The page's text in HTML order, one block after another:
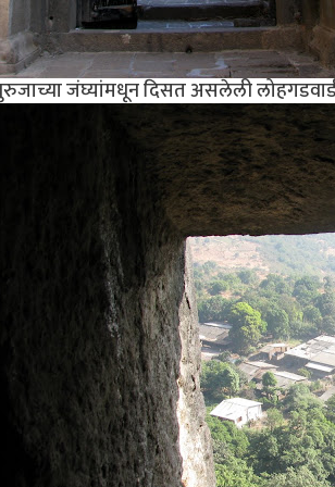
जंघ्यांमधून दिसत असलेली